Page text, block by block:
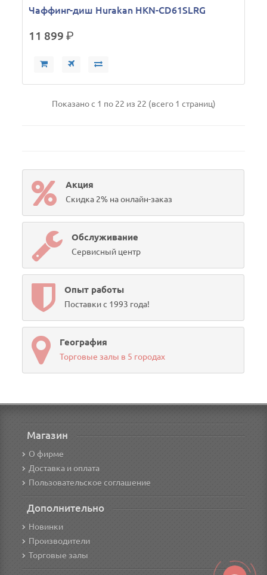
Чаффинг-диш Hurakan HKN-CD61SLRG
11 899р.
Показано с 1 по 22 из 22 (всего 1 страниц)
Акция
Скидка 2% на онлайн-заказ
Обслуживание
Сервисный центр
Опыт работы
Поставки с 1993 года!
География
Торговые залы в 5 городах
Магазин
О фирме
Доставка и оплата
Пользовательское соглашение
Дополнительно
Новинки
Производители
Торговые залы